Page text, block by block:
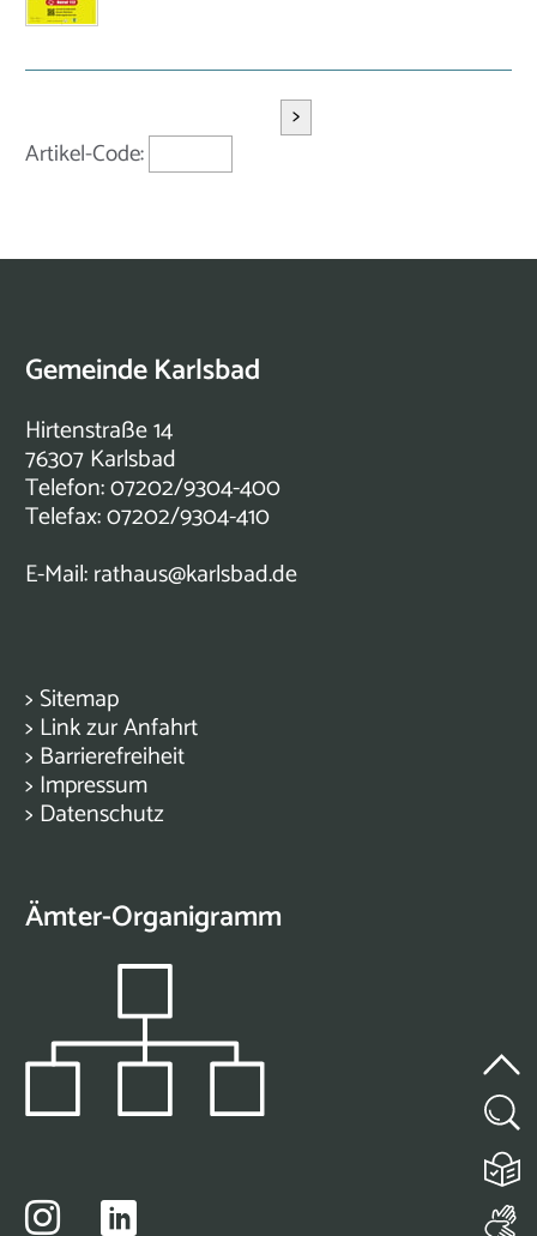
Artikel-Code:
>
Gemeinde Karlsbad
Hirtenstraße 14
76307 Karlsbad
Telefon: 07202/9304-400
Telefax: 07202/9304-410
E-Mail:rathaus@karlsbad.de
> Sitemap
> Link zur Anfahrt
> Barrierefreiheit
> Impressum
> Datenschutz
Ämter-Organigramm